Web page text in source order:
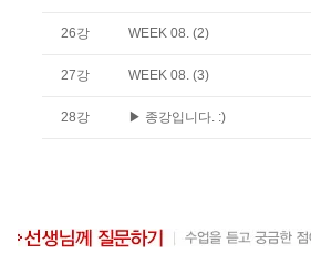
26강 WEEK 08. (2)
27강 WEEK 08. (3)
28강 ▶ 종강입니다. :)